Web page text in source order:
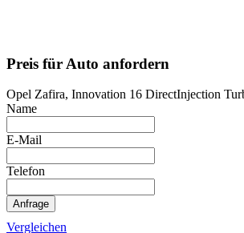
Preis für Auto anfordern
Opel Zafira, Innovation 16 DirectInjection
Name
E-Mail
Telefon
Anfrage
Vergleichen